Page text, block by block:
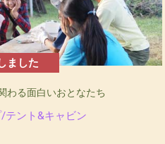
ました
わる面白いおとなたち
テント&キャビン